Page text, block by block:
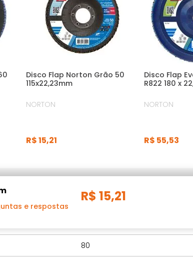
Disco Flap Norton Grão 50
115x22,23mm
NORTON
R$15,21
Disco Flap
R822 180 x
NORTON
R$ 55,53
e respostas
R$ 15,21
80